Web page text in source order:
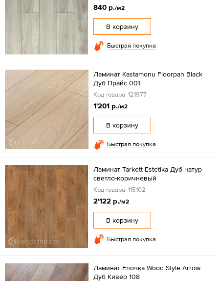
840 р./м2
В корзину
Быстрая покупка
Ламинат Kastamonu Floorpan Black
Дуб Прайс 001
Код товара: 121977
1'201 р./м2
В корзину
Быстрая покупка
Ламинат Tarkett Estetika Дуб натур
светло-коричневый
Код товара: 115102
2'122 р./м2
В корзину
Быстрая покупка
Ламинат Елочка Wood Style Arrow
Дуб Кивер 108